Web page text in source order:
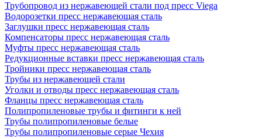
Трубопровод из нержавеющей стали под пресс Viega
Водорозетки пресс нержавеющая сталь
Заглушки пресс нержавеющая сталь
Компенсаторы пресс нержавеющая сталь
Муфты пресс нержавеющая сталь
Редукционные вставки пресс нержавеющая сталь
Тройники пресс нержавеющая сталь
Трубы из нержавеющей стали
Уголки и отводы пресс нержавеющая сталь
Фланцы пресс нержавеющая сталь
Полипропиленовые трубы и фитинги к ней
Трубы полипропиленовые белые
Трубы полипропиленовые серые Чехия